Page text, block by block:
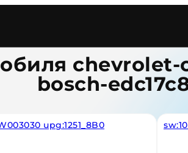
bosch-
upg:1251_8B0